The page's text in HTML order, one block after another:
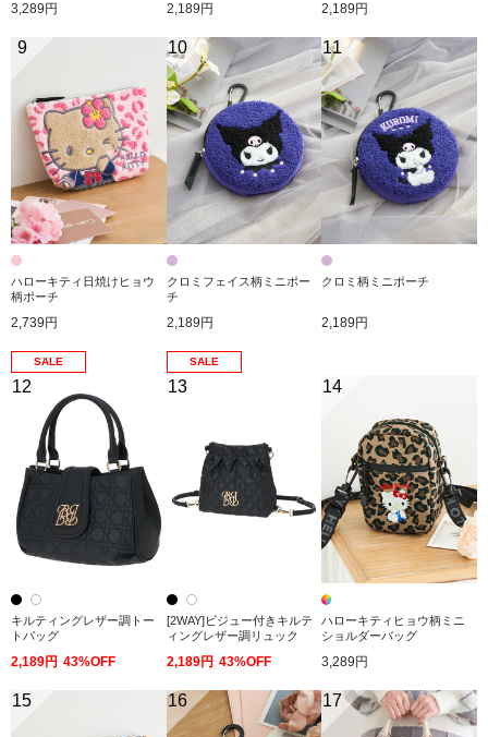
3,289円 2,189円 2,189円
9
ハローキティ日焼けヒョウ
柄ポーチ
2,739円
10
クロミフェイス柄ミニポー
チ
2,189円
11
クロミ柄ミニポーチ
2,189円
SALE
12
キルティングレザー調トー
トバッグ
2,189円 43%OFF
SALE
13
[2WAY]ビジュー付きキルテ
ィングレザー調リュック
2,189円 43%OFF
14
ハローキティヒョウ柄ミニ
ショルダーバッグ
3,289円
15 16 17